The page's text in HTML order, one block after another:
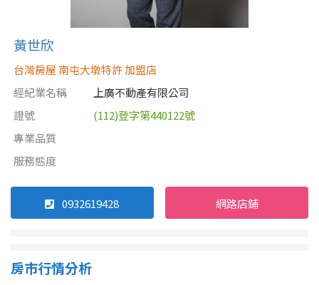
黃世欣
台灣房屋 南屯大墩特許 加盟店
經紀業名稱
上廣不動產有限公司
證號
(112)登字第440122號
專業品質
服務態度
0932619428 網路店鋪
房市行情分析